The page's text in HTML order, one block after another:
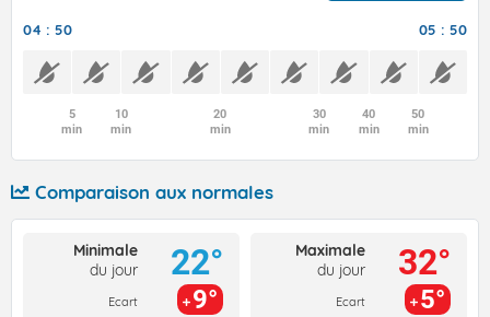
04 : 50 05 : 50
5
min
10
min
20
min
30
min
40
min
50
min
Comparaison aux normales
Minimale
du jour
Ecart
22°
9°
Maximale
du jour
Ecart
32°
5°